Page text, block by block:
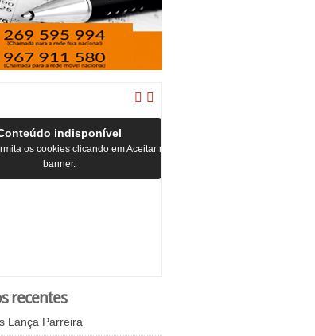
indisponível
os cookies clicando em Aceitar no
banner.
recentes
Lança Parreira